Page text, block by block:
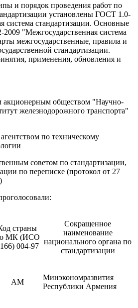
и порядок проведения работ по
установлены ГОСТ 1.0-
система стандартизации. Основные
"Межгосударственная система
межгосударственные, правила и
стандартизации.
применения, обновления и
акционерным обществом "Научно-
железнодорожного транспорта"
по техническому
советом по стандартизации,
по переписке (протокол от 27
страны
МК (ИСО
004-97
Сокращенное
наименование
национального органа по
стандартизации
AM
Минэкономразвития
Республики Армения